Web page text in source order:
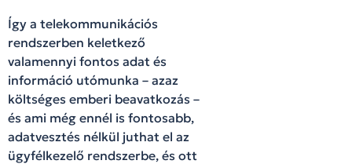
Így a telekommunikációs
rendszerben keletkező
valamennyi fontos adat és
információ utómunka – azaz
költséges emberi beavatkozás –
és ami még ennél is fontosabb,
adatvesztés nélkül juthat el az
ügyfélkezelő rendszerbe, és ott